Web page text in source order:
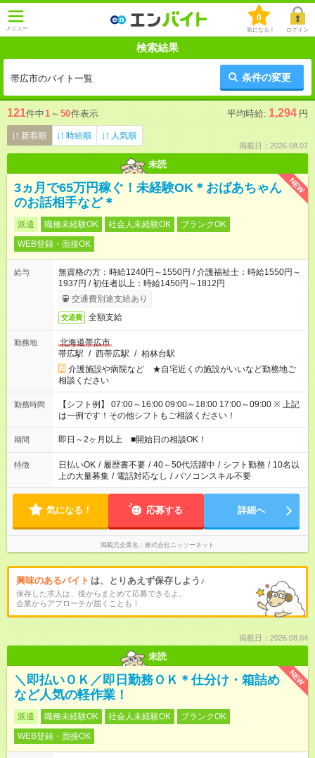
メニュー
0
気になる！ ログイン
検索結果
帯広市のバイト一覧 条件の変更
121件中1 ～ 50件表示 平均時給: 1,294 円
新着順 時給順 人気順
掲載日：2026.08.07
未読
NEW
3ヵ月で65万円稼ぐ！未経験OK＊おばあちゃん
のお話相手など＊
派遣 職種未経験OK 社会人未経験OK
ブランクOK
WEB登録・面接OK
給与
無資格の方：時給1240円～1550円 / 介護福祉士：時給1550円～
1937円 / 初任者以上：時給1450円～1812円
交通費別途支給あり
交通費 全額支給
勤務地
北海道帯広市
帯広駅 / 西帯広駅 / 柏林台駅
介護施設や病院など ★自宅近くの施設がいいなど勤務地ご
相談ください
勤務時間
【シフト例】 07:00～16:00 09:00～18:00 17:00～09:00 ※ 上記
は一例です！その他シフトもご相談ください！
期間 即日～2ヶ月以上 ■開始日の相談OK！
特徴 日払いOK / 履歴書不要 / 40～50代活躍中 / シフト勤務 / 10名以
上の大量募集 / 電話対応なし / パソコンスキル不要
気になる！ 応募する 詳細へ
掲載元企業名 株式会社ニッソーネット
興味のあるバイト は、とりあえず保存しよう♪
保存した求人は、後からまとめて応募できるよ。
企業からアプローチが届くことも！
掲載日：2026.08.04
未読
NEW
＼即払いＯＫ／即日勤務ＯＫ＊仕分け・箱詰め
など人気の軽作業！
派遣 職種未経験OK 社会人未経験OK
ブランクOK
WEB登録・面接OK